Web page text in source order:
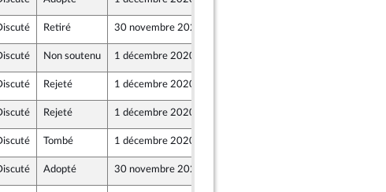
Retiré 30 novembre 2020
Non soutenu 1 décembre 2020
Rejeté 1 décembre 2020
Rejeté 1 décembre 2020
(MoDem) et Démocrates apparentés
Tombé 1 décembre 2020
Adopté 30 novembre 2020